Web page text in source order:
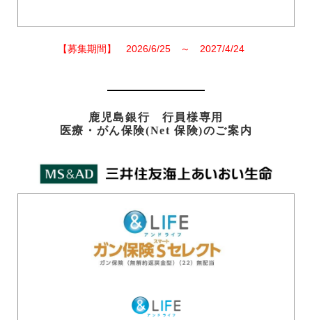
【募集期間】 2026/6/25 ～ 2027/4/24
鹿児島銀行 行員様専用
医療・がん保険(Net 保険)のご案内